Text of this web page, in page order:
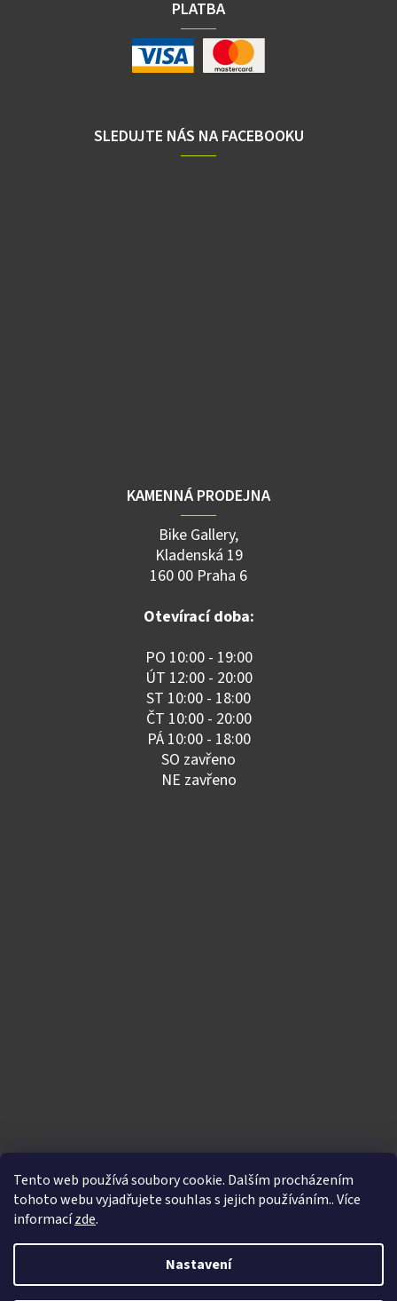
Tento web používá soubory cookie. Dalším procházením
tohoto webu vyjadřujete souhlas s jejich používáním.. Více
informacízde.
Nastavení
PLATBA
SLEDUJTE NÁS NA FACEBOOKU
KAMENNÁ PRODEJNA
Bike Gallery,
Kladenská 19
160 00 Praha 6
Otevírací doba:
PO 10:00 - 19:00
ÚT 12:00 - 20:00
ST 10:00 - 18:00
ČT 10:00 - 20:00
PÁ 10:00 - 18:00
SO zavřeno
NE zavřeno
Vytvořil Shoptet |Nakódoval eshopGuru